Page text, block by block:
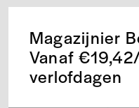
Magazijnier
Vanaf
verlofdagen